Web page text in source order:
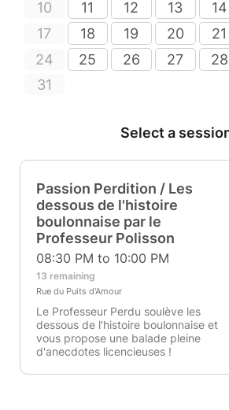
10
11 12 13 14
17
18 19 20 21
24
25 26 27 28
31
Select a
Passion Perdition / Les
dessous de l'histoire
boulonnaise par le
Professeur Polisson
08:30 PM to 10:00 PM
13 remaining
Rue du Puits d'Amour
Le Professeur Perdu soulève les
dessous de l'histoire boulonnaise et
vous propose une balade pleine
d'anecdotes licencieuses !